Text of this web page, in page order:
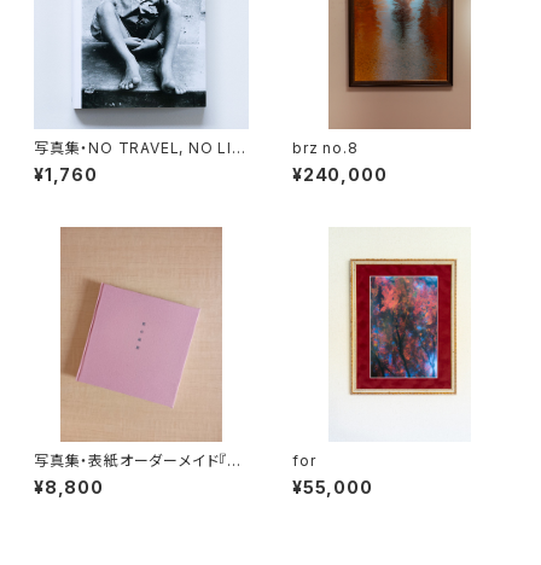
写真集・NO TRAVEL, NO LIF
E
¥1,760
brz no.8
¥240,000
写真集・表紙オーダーメイド『風
の庭園』
¥8,800
for
¥55,000